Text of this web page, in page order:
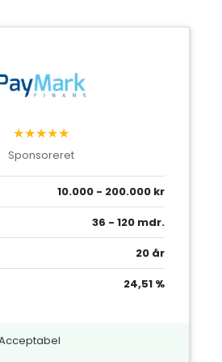
★★★★★
Sponsoreret
10.000 - 200.000 kr
36 - 120 mdr.
20 år
24,51 %